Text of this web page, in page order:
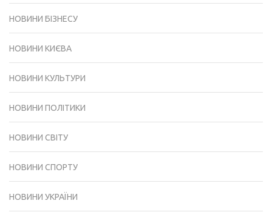
НОВИНИ БІЗНЕСУ
НОВИНИ КИЄВА
НОВИНИ КУЛЬТУРИ
НОВИНИ ПОЛІТИКИ
НОВИНИ СВІТУ
НОВИНИ СПОРТУ
НОВИНИ УКРАЇНИ